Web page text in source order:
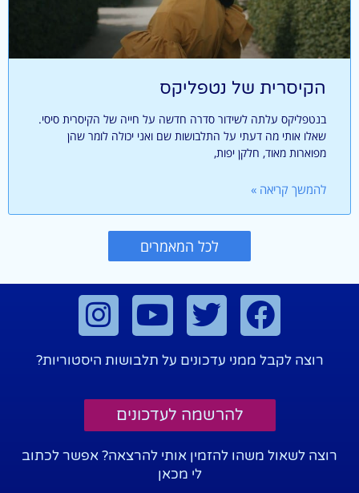
הקיסרית של נטפליקס
בנטפליקס עלתה לשידור סדרה חדשה על חייה של הקיסרית סיסי.
שאלו אותי מה דעתי על התלבושות שם ואני יכולה לומר שהן
מפוארות מאוד, חלקן יפות,
להמשך קריאה »
לכל המאמרים
רוצה לקבל ממני עדכונים על תלבושות היסטוריות?
להרשמה לעדכונים
רוצה לשאול משהו להזמין אותי להרצאה? אפשר לכתוב
לי מכאן